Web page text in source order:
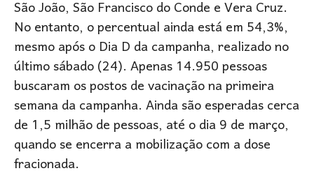
São João, São Francisco do Conde e Vera Cruz.
No entanto, o percentual ainda está em 54,3%,
mesmo após o Dia D da campanha, realizado no
último sábado (24). Apenas 14.950 pessoas
buscaram os postos de vacinação na primeira
semana da campanha. Ainda são esperadas cerca
de 1,5 milhão de pessoas, até o dia 9 de março,
quando se encerra a mobilização com a dose
fracionada.